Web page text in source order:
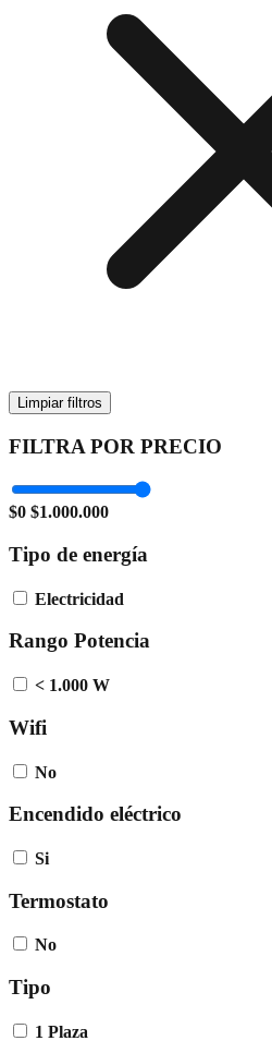
Limpiar filtros
FILTRA POR PRECIO
$0 $1.000.000
Tipo de energía
Electricidad
Rango Potencia
< 1.000 W
Wifi
No
Encendido eléctrico
Si
Termostato
No
Tipo
1 Plaza